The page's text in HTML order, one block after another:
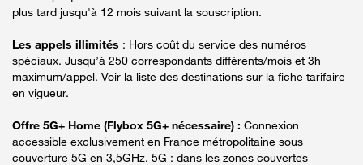
plus tard jusqu'à 12 mois suivant la souscription.
Les appels illimités : Hors coût du service des numéros
spéciaux. Jusqu’à 250 correspondants différents/mois et 3h
maximum/appel. Voir la liste des destinations sur la fiche tarifaire
en vigueur.
Offre 5G+ Home (Flybox 5G+ nécessaire) : Connexion
accessible exclusivement en France métropolitaine sous
couverture 5G en 3,5GHz. 5G : dans les zones couvertes